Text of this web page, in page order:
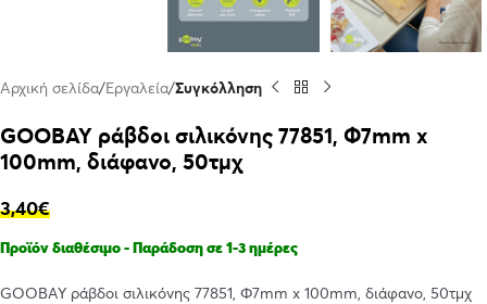
Αρχική σελίδα Εργαλεία Συγκόλληση
GOOBAY ράβδοι σιλικόνης 77851, Φ7mm x
100mm, διάφανο, 50τμχ
3,40€
Προϊόν διαθέσιμο - Παράδοση σε 1-3 ημέρες
GOOBAY ράβδοι σιλικόνης 77851, Φ7mm x 100mm, διάφανο, 50τμχ